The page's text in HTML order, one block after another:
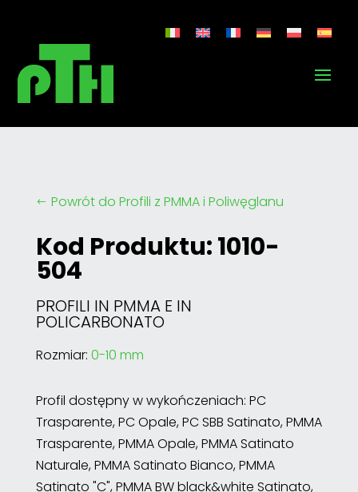
# Powrót do Profili z PMMA i Poliwęglanu
Kod Produktu: 1010-
504
PROFILI IN PMMA E IN
POLICARBONATO
Rozmiar: 0-10 mm
Profil dostępny w wykończeniach: PC
Trasparente, PC Opale, PC SBB Satinato, PMMA
Trasparente, PMMA Opale, PMMA Satinato
Naturale, PMMA Satinato Bianco, PMMA
Satinato "C", PMMA BW black&white Satinato,